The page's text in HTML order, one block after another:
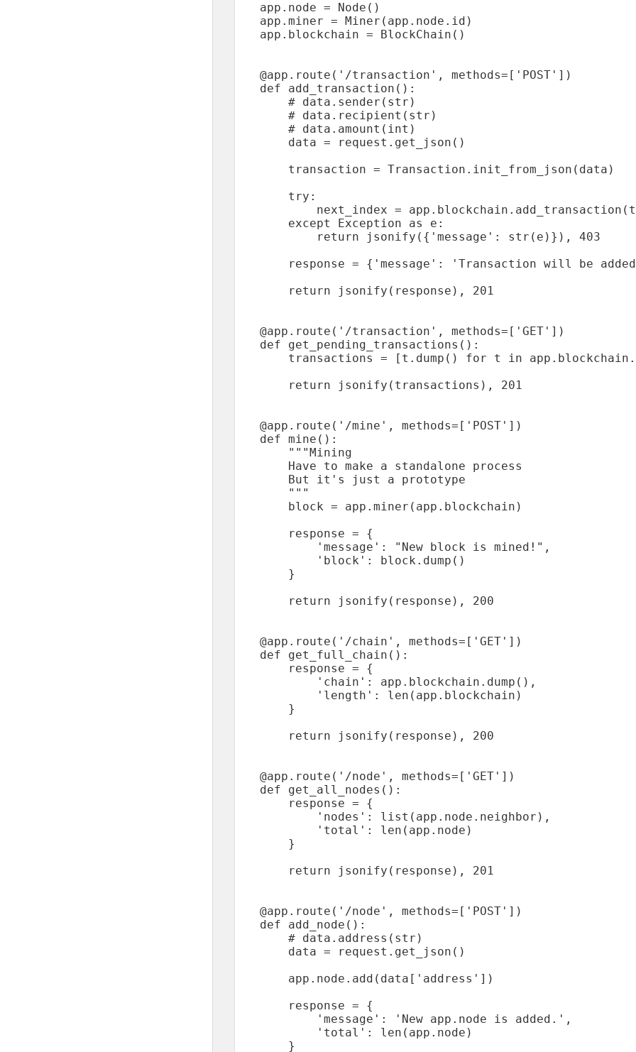
app.node = Node()
app.miner = Miner(app.node.id)
app.blockchain = BlockChain()
@app.route('/transaction', methods=['POST'])
def add_transaction():
    # data.sender(str)
    # data.recipient(str)
    # data.amount(int)
    data = request.get_json()
    transaction = Transaction.init_from_json(data)
    try:
next_index =
    except Exception as e:
        return jsonify({'message': str(e)}), 403
response = {'message': 'Transaction will be
    return jsonify(response), 201
@app.route('/transaction', methods=['GET'])
def get_pending_transactions():
transactions = [t.dump() for t in
    return jsonify(transactions), 201
@app.route('/mine', methods=['POST'])
def mine():
    """Mining
    Have to make a standalone process
    But it's just a prototype
    """
    block = app.miner(app.blockchain)
    response = {
        'message': "New block is mined!",
        'block': block.dump()
    }
    return jsonify(response), 200
@app.route('/chain', methods=['GET'])
def get_full_chain():
    response = {
        'chain': app.blockchain.dump(),
        'length': len(app.blockchain)
    }
    return jsonify(response), 200
@app.route('/node', methods=['GET'])
def get_all_nodes():
    response = {
        'nodes': list(app.node.neighbor),
        'total': len(app.node)
    }
    return jsonify(response), 201
@app.route('/node', methods=['POST'])
def add_node():
    # data.address(str)
    data = request.get_json()
    app.node.add(data['address'])
    response = {
        'message': 'New app.node is added.',
        'total': len(app.node)
    }